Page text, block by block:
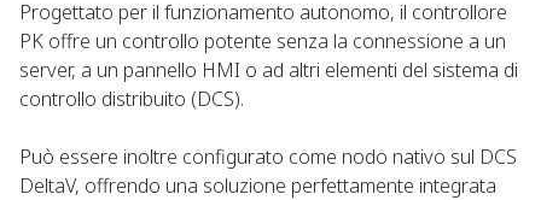
Progettato per il funzionamento autonomo, il controllore
PK offre un controllo potente senza la connessione a un
server, a un pannello HMI o ad altri elementi del sistema di
controllo distribuito (DCS).
Può essere inoltre configurato come nodo nativo sul DCS
DeltaV, offrendo una soluzione perfettamente integrata